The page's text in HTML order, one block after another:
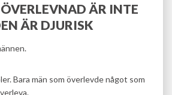
ÄR INTE
ÄR DJURISK
Bara män som överlevde något som